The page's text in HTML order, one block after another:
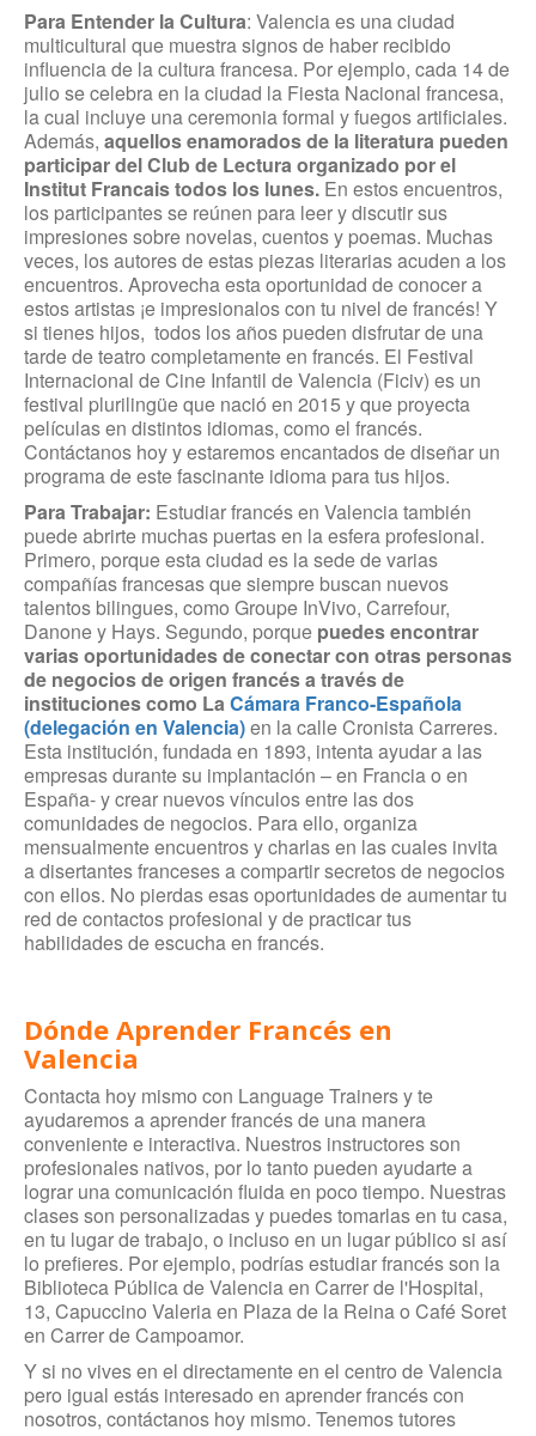
Para Entender laCultura: Valencia es una ciudad
multicultural que muestra signos de haber recibido
influencia de la cultura francesa. Por ejemplo, cada 14 de
julio se celebra en la ciudad la Fiesta Nacional francesa,
la cual incluye una ceremonia formal y fuegos artificiales.
Además, aquellos enamorados de la literatura pueden
participar del Club de Lectura organizado por el
Institut Francais todos los lunes. En estos encuentros,
los participantes se reúnen para leer y discutir sus
impresiones sobre novelas, cuentos y poemas. Muchas
veces, los autores de estas piezas literarias acuden a los
encuentros. Aprovecha esta oportunidad de conocer a
estos artistas ¡e impresionalos con tu nivel de francés! Y
si tienes hijos, todos los años pueden disfrutar de una
tarde de teatro completamente en francés. El Festival
Internacional de Cine Infantil de Valencia (Ficiv) es un
festival plurilingüe que nació en 2015 y que proyecta
películas en distintos idiomas, como el francés.
Contáctanos hoy y estaremos encantados de diseñar un
programa de este fascinante idioma para tus hijos.
Para Trabajar: Estudiar francés en Valencia también
puede abrirte muchas puertas en la esfera profesional.
Primero, porque esta ciudad es la sede de varias
compañías francesas que siempre buscan nuevos
talentos bilingues, como Groupe InVivo, Carrefour,
Danone y Hays. Segundo, porque puedes encontrar
varias oportunidades de conectar con otras personas
de negocios de origen francés a través de
instituciones como LaCámara Franco-Española
(delegación en Valencia)en la calle Cronista Carreres.
Esta institución, fundada en 1893, intenta ayudar a las
empresas durante su implantación – en Francia o en
España- y crear nuevos vínculos entre las dos
comunidades de negocios. Para ello, organiza
mensualmente encuentros y charlas en las cuales invita
a disertantes franceses a compartir secretos de negocios
con ellos. No pierdas esas oportunidades de aumentar tu
red de contactos profesional y de practicar tus
habilidades de escucha en francés.
Dónde Aprender Francés en
Valencia
Contacta hoy mismo con Language Trainers y te
ayudaremos a aprender francés de una manera
conveniente e interactiva. Nuestros instructores son
profesionales nativos, por lo tanto pueden ayudarte a
lograr una comunicación fluida en poco tiempo. Nuestras
clases son personalizadas y puedes tomarlas en tu casa,
en tu lugar de trabajo, o incluso en un lugar público si así
lo prefieres. Por ejemplo, podrías estudiar francés son la
Biblioteca Pública de Valencia en Carrer de l'Hospital,
13, Capuccino Valeria en Plaza de la Reina o Café Soret
en Carrer de Campoamor.
Y si no vives en el directamente en el centro de Valencia
pero igual estás interesado en aprender francés con
nosotros, contáctanos hoy mismo. Tenemos tutores